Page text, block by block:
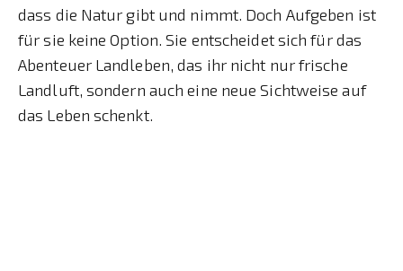
dass die Natur gibt und nimmt. Doch Aufgeben ist
für sie keine Option. Sie entscheidet sich für das
Abenteuer Landleben, das ihr nicht nur frische
Landluft, sondern auch eine neue Sichtweise auf
das Leben schenkt.